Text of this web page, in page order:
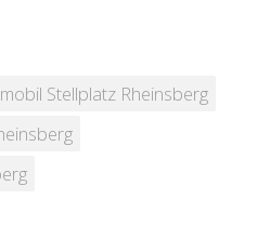
Stellplatz Rheinsberg